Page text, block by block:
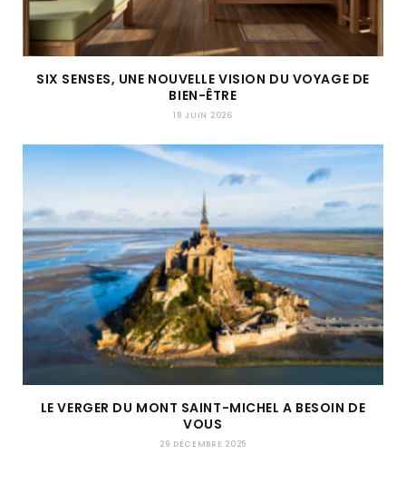
SIX SENSES, UNE NOUVELLE VISION DU VOYAGE DE
BIEN-ÊTRE
18 JUIN 2026
LE VERGER DU MONT SAINT-MICHEL A BESOIN DE
VOUS
29 DÉCEMBRE 2025